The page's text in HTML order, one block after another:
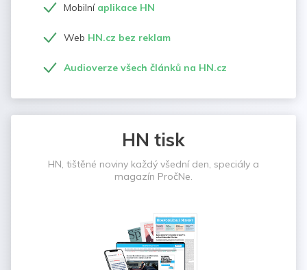
Mobilní aplikace HN
Web HN.cz bez reklam
Audioverze všech článků na HN.cz
HN tisk
HN, tištěné noviny každý všední den, speciály a
magazín PročNe.